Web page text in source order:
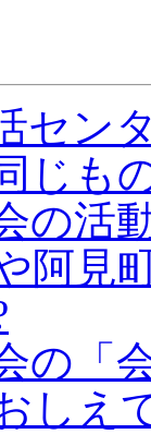
セン
じも
の活
阿見
の「
しえ